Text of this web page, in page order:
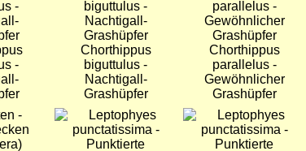
-
Chorthippus
biguttulus -
Nachtigall-
Grashüpfer
Chorthippus
parallelus -
Gewöhnlicher
Grashüpfer
Bild Bild